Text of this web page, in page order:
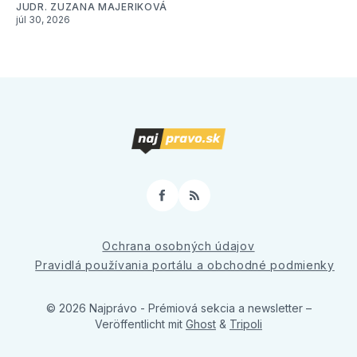
JUDR. ZUZANA MAJERIKOVÁ
júl 30, 2026
Facebook
RSS
Ochrana osobných údajov
Pravidlá používania portálu a obchodné podmienky
© 2026 Najprávo - Prémiová sekcia a newsletter –
Veröffentlicht mit Ghost & Tripoli